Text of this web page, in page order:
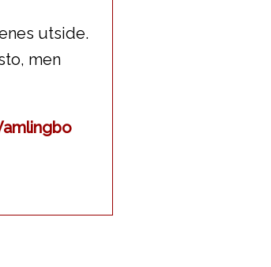
utside.
men